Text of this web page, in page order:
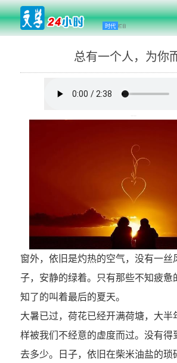
时代 栏目
总有一个人，为你
窗外，依旧是灼热的空气，没有一丝
子，安静的绿着。只有那些不知疲惫
知了的叫着最后的夏天。
大暑已过，荷花已经开满荷塘，大半
样被我们不经意的虚度而过。没有得
去多少。日子，依旧在柴米油盐的琐